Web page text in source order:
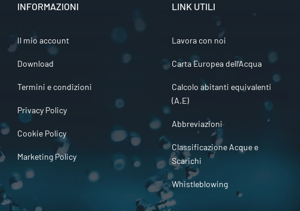
INFORMAZIONI
Il mio account
Download
Termini e condizioni
Privacy Policy
Cookie Policy
Marketing Policy
LINK UTILI
Lavora con noi
Carta Europea dell’Acqua
Calcolo abitanti equivalenti
(A.E)
Abbreviazioni
Classificazione Acque e
Scarichi
Whistleblowing